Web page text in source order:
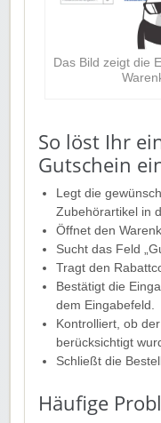
Das Bild zeigt die
So löst Ihr
Gutschein
Legt die
Zubehörartikel in
Öffnet den
Sucht das Feld
Tragt den
Bestätigt die
dem Eingabefeld.
Kontrolliert, ob
berücksichtigt
Schließt die
Häufige